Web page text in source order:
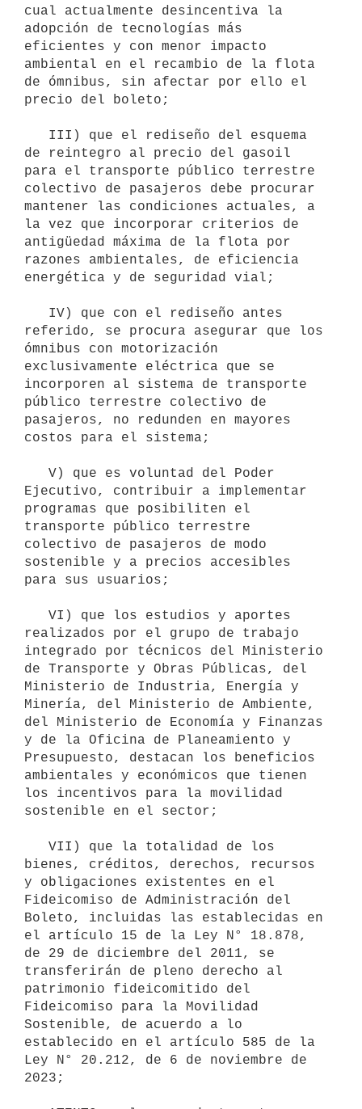
cual actualmente desincentiva la
adopción de tecnologías más
eficientes y con menor impacto
ambiental en el recambio de la flota
de ómnibus, sin afectar por ello el
precio del boleto;
de reintegro al precio del gasoil
para el transporte público terrestre
colectivo de pasajeros debe procurar
mantener las condiciones actuales, a
la vez que incorporar criterios de
antigüedad máxima de la flota por
razones ambientales, de eficiencia
energética y de seguridad vial;
referido, se procura asegurar que los
ómnibus con motorización
exclusivamente eléctrica que se
incorporen al sistema de transporte
público terrestre colectivo de
pasajeros, no redunden en mayores
costos para el sistema;
Ejecutivo, contribuir a implementar
programas que posibiliten el
transporte público terrestre
colectivo de pasajeros de modo
sostenible y a precios accesibles
para sus usuarios;
realizados por el grupo de trabajo
integrado por técnicos del Ministerio
de Transporte y Obras Públicas, del
Ministerio de Industria, Energía y
Minería, del Ministerio de Ambiente,
del Ministerio de Economía y Finanzas
y de la Oficina de Planeamiento y
Presupuesto, destacan los beneficios
ambientales y económicos que tienen
los incentivos para la movilidad
sostenible en el sector;
bienes, créditos, derechos, recursos
y obligaciones existentes en el
Fideicomiso de Administración del
Boleto, incluidas las establecidas en
el artículo 15 de la Ley N° 18.878,
de 29 de diciembre del 2011, se
transferirán de pleno derecho al
patrimonio fideicomitido del
Fideicomiso para la Movilidad
Sostenible, de acuerdo a lo
establecido en el artículo 585 de la
Ley N° 20.212, de 6 de noviembre de
2023;